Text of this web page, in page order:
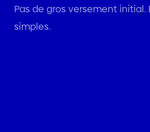
Pas de gros versement
simples.